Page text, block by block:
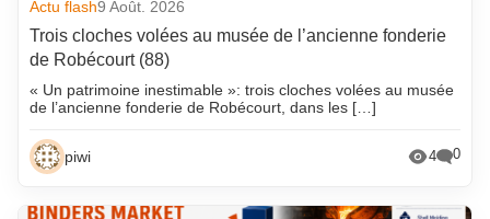
Actu flash9 Août. 2026
Trois cloches volées au musée de l’ancienne fonderie
de Robécourt (88)
« Un patrimoine inestimable »: trois cloches volées au musée
de l’ancienne fonderie de Robécourt, dans les […]
piwi 4 0